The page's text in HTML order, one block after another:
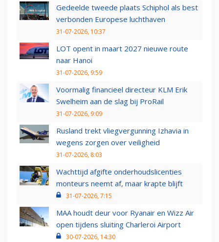
Gedeelde tweede plaats Schiphol als best
verbonden Europese luchthaven
31-07-2026, 10:37
LOT opent in maart 2027 nieuwe route
naar Hanoi
31-07-2026, 9:59
Voormalig financieel directeur KLM Erik
Swelheim aan de slag bij ProRail
31-07-2026, 9:09
Rusland trekt vliegvergunning Izhavia in
wegens zorgen over veiligheid
31-07-2026, 8:03
Wachttijd afgifte onderhoudslicenties
monteurs neemt af, maar krapte blijft
31-07-2026, 7:15
MAA houdt deur voor Ryanair en Wizz Air
open tijdens sluiting Charleroi Airport
30-07-2026, 14:30